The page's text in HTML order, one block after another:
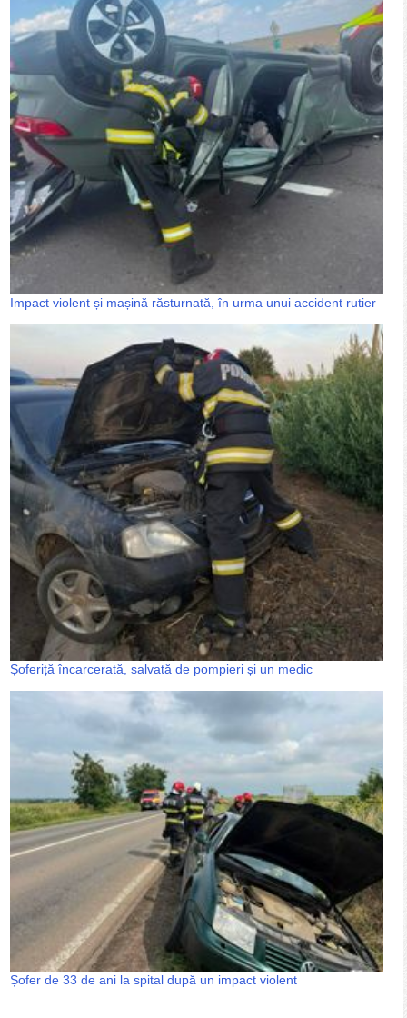
Impact violent și mașină răsturnată, în urma unui accident rutier
Șoferiță încarcerată, salvată de pompieri și un medic
Șofer de 33 de ani la spital după un impact violent